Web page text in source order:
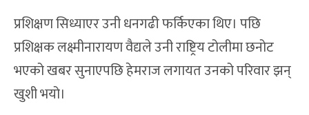
प्रशिक्षण सिध्याएर उनी धनगढी फर्किएका थिए। पछि
प्रशिक्षक लक्ष्मीनारायण वैद्यले उनी राष्ट्रिय टोलीमा छनोट
भएको खबर सुनाएपछि हेमराज लगायत उनको परिवार झन्
खुशी भयो।